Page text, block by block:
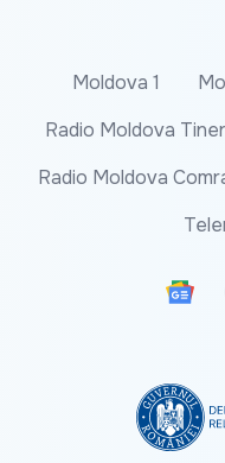
Moldova 1
Radio Moldova
Radio Moldova